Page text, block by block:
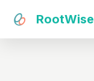
RootWise